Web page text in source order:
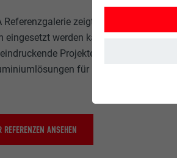
Referenzgalerie zeigt, wie vielseitig
eingesetzt werden kann. Entdecken Sie
Projekte mit den langlebigen
für Dach, Solar und
REFERENZEN ANSEHEN